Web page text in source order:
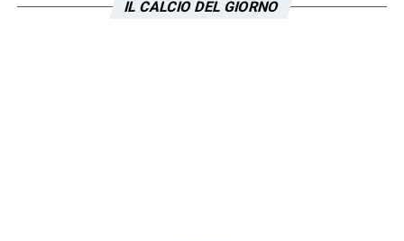
Non riesco a capire perché voglia arrivare a
IL CALCIO DEL GIORNO